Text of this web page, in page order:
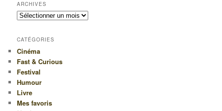
ARCHIVES
Archives
CATÉGORIES
Cinéma
Fast & Curious
Festival
Humour
Livre
Mes favoris